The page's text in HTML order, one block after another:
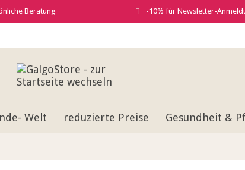
Beratung -10% für Newsletter-
Welt reduzierte Preise Gesundheit &